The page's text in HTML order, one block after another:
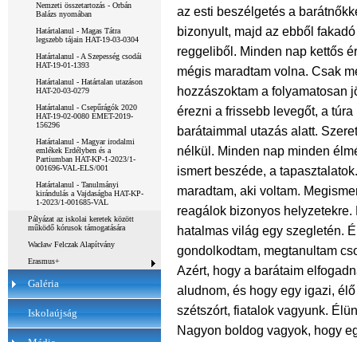
Nemzeti összetartozás - Orbán
Balázs nyomában
Határtalanul - Magas Tátra
legszebb tájain HAT-19-03-0304
Határtalanul - A Szepesség csodái
HAT-19-01-1393
Határtalanul - Határtalan utazáson
HAT-20-03-0279
Határtalanul - Csepűrágók 2020
HAT-19-02-0080 EMET-2019-
156296
Határtalanul - Magyar irodalmi
emlékek Erdélyben és a
Partiumban HAT-KP-1-2023/1-
001696-VAL-ELS/001
Határtalanul - Tanulmányi
kirándulás a Vajdaságba HAT-KP-
1-2023/1-001685-VAL
Pályázat az iskolai keretek között
működő kórusok támogatására
Wacław Felczak Alapítvány
Erasmus+
Galéria
Iskolaújság
az esti beszélgetés a
bizonyult, majd az ebből
reggeliből. Minden nap kettős
mégis maradtam volna. Csak
hozzászoktam a folyamatosan
érezni a frissebb levegőt, a
barátaimmal utazás alatt.
nélkül. Minden nap minden
ismert beszéde, a
maradtam, aki voltam.
reagálok bizonyos
hatalmas világ egy szegletén.
gondolkodtam, megtanultam
Azért, hogy a barátaim
aludnom, és hogy egy igazi,
szétszórt, fiatalok vagyunk.
Nagyon boldog vagyok, hogy